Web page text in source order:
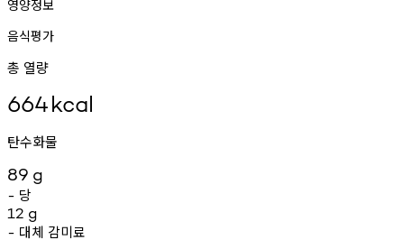
영양정보
음식평가
총 열량
664kcal
탄수화물
89 g
- 당
12 g
- 대체 감미료